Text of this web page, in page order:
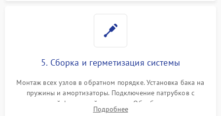
5. Сборка и герметизация системы
Монтаж всех узлов в обратном порядке. Установка бака на
пружины и амортизаторы. Подключение патрубков с
надежной фиксацией хомутами. Обработка стыков
герметиком для предотвращения возможных протечек воды.
Подробнее